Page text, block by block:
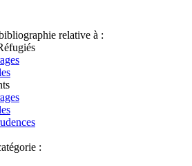
relative à :
: